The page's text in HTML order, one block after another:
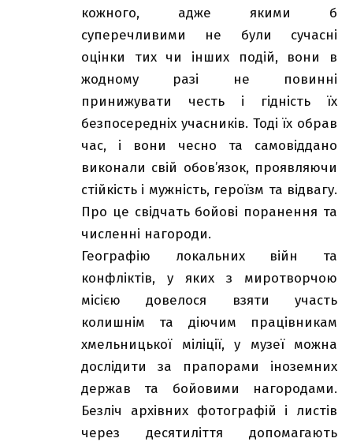
кожного, адже якими б
суперечливими не були сучасні
оцінки тих чи інших подій, вони в
жодному разі не повинні
принижувати честь і гідність їх
безпосередніх учасників. Тоді їх обрав
час, і вони чесно та самовіддано
виконали свій обов’язок, проявляючи
стійкість і мужність, героїзм та відвагу.
Про це свідчать бойові поранення та
численні нагороди.
Географію локальних війн та
конфліктів, у яких з миротворчою
місією довелося взяти участь
колишнім та діючим працівникам
хмельницької міліції, у музеї можна
дослідити за прапорами іноземних
держав та бойовими нагородами.
Безліч архівних фотографій і листів
через десятиліття допомагають